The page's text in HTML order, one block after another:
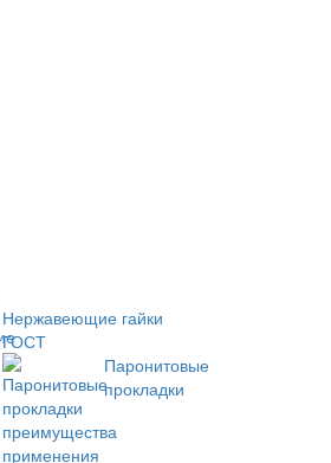
Нержавеющие гайки
ГОСТ
Паронитовые
прокладки